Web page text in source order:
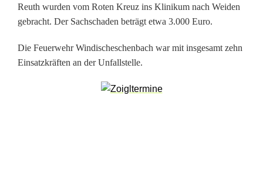
r
l
e
Reuth wurden vom Roten Kreuz ins Klinikum nach Weiden
gebracht. Der Sachschaden beträgt etwa 3.000 Euro.
Die Feuerwehr Windischeschenbach war mit insgesamt zehn
Einsatzkräften an der Unfallstelle.